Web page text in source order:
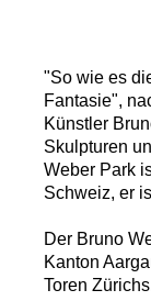
"So wie es
Fantasie",
Künstler
Skulpturen
Weber Park
Schweiz, er
Der Bruno
Kanton
Toren